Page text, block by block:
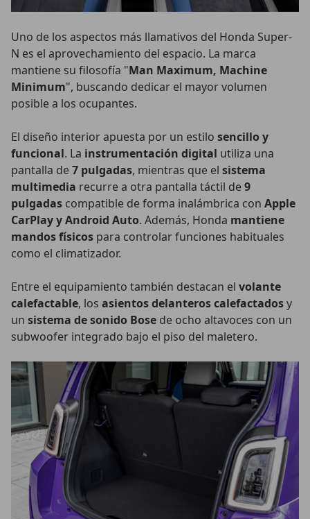
Uno de los aspectos más llamativos del Honda Super-
N es el aprovechamiento del espacio. La marca
mantiene su filosofía "Man Maximum, Machine
Minimum", buscando dedicar el mayor volumen
posible a los ocupantes.
El diseño interior apuesta por un estilo sencillo y
funcional. La instrumentación digital utiliza una
pantalla de7 pulgadas, mientras que el sistema
multimedia recurre a otra pantalla táctil de9
pulgadas compatible de forma inalámbrica con Apple
CarPlay y Android Auto. Además, Honda mantiene
mandos físicos para controlar funciones habituales
como el climatizador.
Entre el equipamiento también destacan el volante
calefactable, los asientos delanteros calefactadosy
un sistema de sonido Bose de ocho altavoces con un
subwoofer integrado bajo el piso del maletero.